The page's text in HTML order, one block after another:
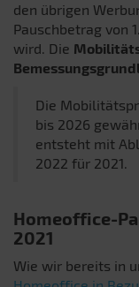
den übrigen
Pauschbetrag von
wird. Die
Die
bis 2026
entsteht mit
2022 für 2021.
Homeoffice-
2021
Wie wir bereits in